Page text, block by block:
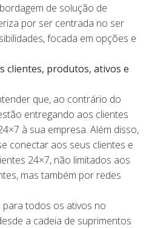
de solução de
por ser centrada no ser
focada em opções e
produtos, ativos e
que, ao contrário do
entregando aos clientes
à sua empresa. Além disso,
conectar aos seus clientes e
24×7, não limitados aos
mas também por redes
todos os ativos no
a cadeia de suprimentos